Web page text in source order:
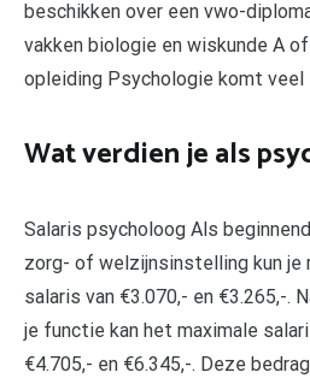
beschikken over een vwo-
vakken biologie en wiskunde A
opleiding Psychologie komt
Wat verdien je als
Salaris psycholoog Als
zorg- of welzijnsinstelling kun je
salaris van €3.070,- en €3.265,-.
je functie kan het maximale
€4.705,- en €6.345,-. Deze